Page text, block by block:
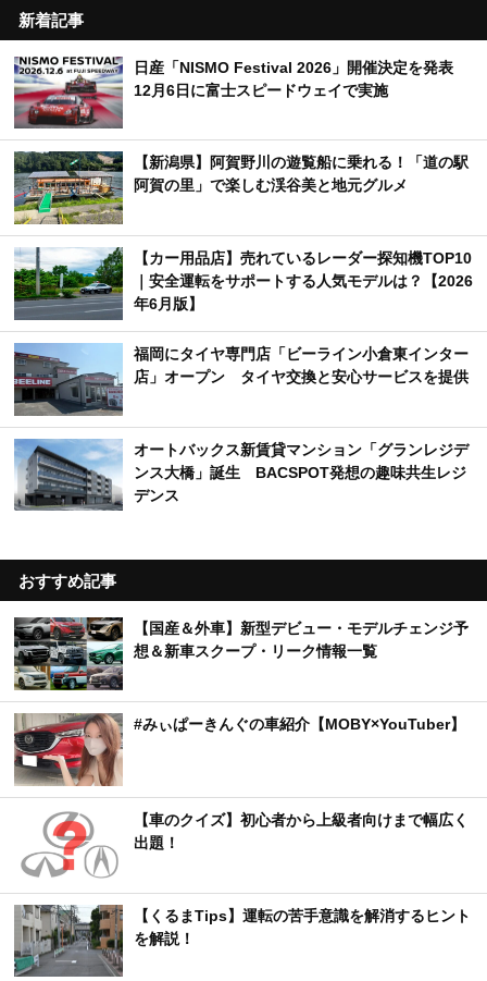
新着記事
日産「NISMO Festival 2026」開催決定を発表
12月6日に富士スピードウェイで実施
【新潟県】阿賀野川の遊覧船に乗れる！「道の駅
阿賀の里」で楽しむ渓谷美と地元グルメ
【カー用品店】売れているレーダー探知機TOP10
｜安全運転をサポートする人気モデルは？【2026
年6月版】
福岡にタイヤ専門店「ビーライン小倉東インター
店」オープン タイヤ交換と安心サービスを提供
オートバックス新賃貸マンション「グランレジデ
ンス大橋」誕生 BACSPOT発想の趣味共生レジ
デンス
おすすめ記事
【国産＆外車】新型デビュー・モデルチェンジ予
想＆新車スクープ・リーク情報一覧
#みぃぱーきんぐの車紹介【MOBY×YouTuber】
【車のクイズ】初心者から上級者向けまで幅広く
出題！
【くるまTips】運転の苦手意識を解消するヒント
を解説！